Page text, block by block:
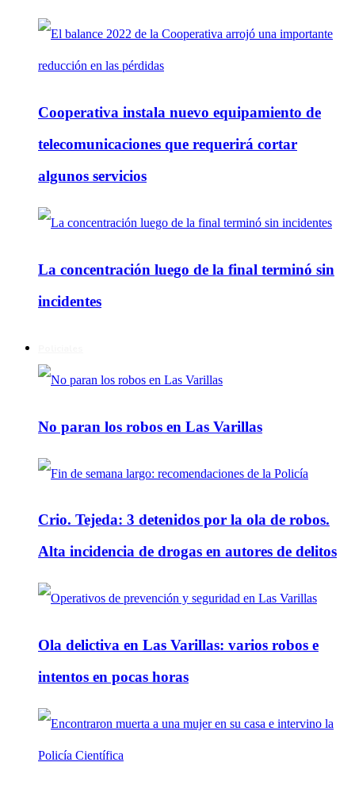
Cooperativa instala nuevo equipamiento de
telecomunicaciones que requerirá cortar
algunos servicios
La concentración luego de la final terminó sin
incidentes
No paran los robos en Las Varillas
Crio. Tejeda: 3 detenidos por la ola de robos.
Alta incidencia de drogas en autores de delitos
Ola delictiva en Las Varillas: varios robos e
intentos en pocas horas